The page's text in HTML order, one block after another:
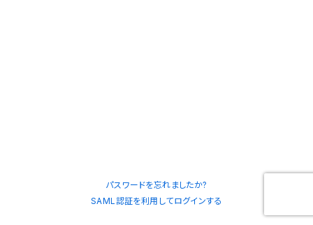
パスワードを忘れましたか?
SAML認証を利用してログインする